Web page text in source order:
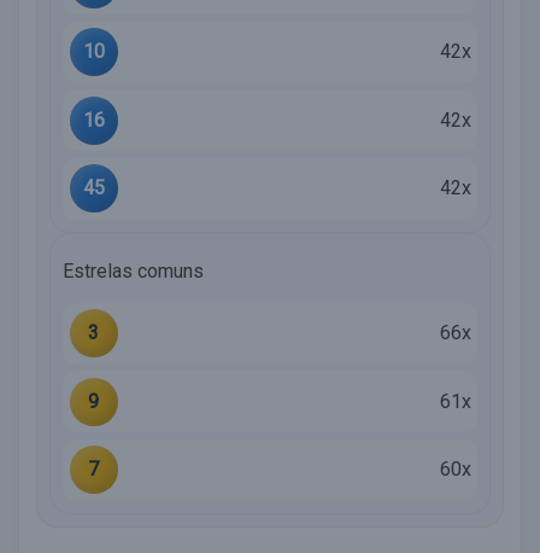
10 42x
16 42x
45 42x
Estrelas comuns
3 66x
9 61x
7 60x